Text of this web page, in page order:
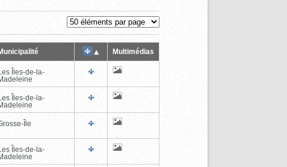
Multimédias
Îles-de-la-
Îles-de-la-
Île
Îles-de-la-